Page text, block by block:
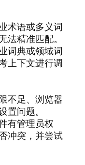
术语或多义词
法精准匹配。
词典或领域词
上下文进行调
不足、浏览器
置问题。
有管理员权
冲突，并尝试